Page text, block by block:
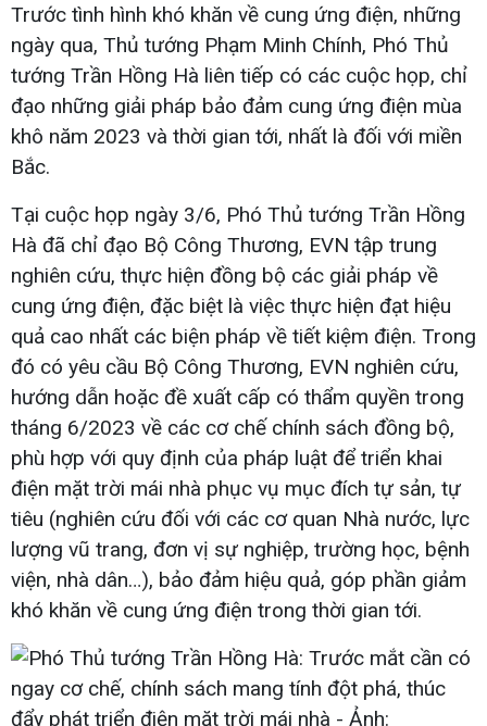
Trước tình hình khó khăn về cung ứng điện, những
ngày qua, Thủ tướng Phạm Minh Chính, Phó Thủ
tướng Trần Hồng Hà liên tiếp có các cuộc họp, chỉ
đạo những giải pháp bảo đảm cung ứng điện mùa
khô năm 2023 và thời gian tới, nhất là đối với miền
Bắc.
Tại cuộc họp ngày 3/6, Phó Thủ tướng Trần Hồng
Hà đã chỉ đạo Bộ Công Thương, EVN tập trung
nghiên cứu, thực hiện đồng bộ các giải pháp về
cung ứng điện, đặc biệt là việc thực hiện đạt hiệu
quả cao nhất các biện pháp về tiết kiệm điện. Trong
đó có yêu cầu Bộ Công Thương, EVN nghiên cứu,
hướng dẫn hoặc đề xuất cấp có thẩm quyền trong
tháng 6/2023 về các cơ chế chính sách đồng bộ,
phù hợp với quy định của pháp luật để triển khai
điện mặt trời mái nhà phục vụ mục đích tự sản, tự
tiêu (nghiên cứu đối với các cơ quan Nhà nước, lực
lượng vũ trang, đơn vị sự nghiệp, trường học, bệnh
viện, nhà dân…), bảo đảm hiệu quả, góp phần giảm
khó khăn về cung ứng điện trong thời gian tới.